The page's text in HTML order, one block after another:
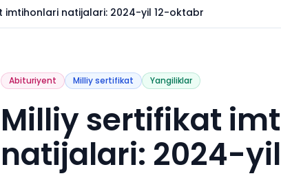
imtihonlari natijalari: 2024-yil 12-oktabr
Abituriyent Milliy sertifikat Yangiliklar
Milliy sertifikat
natijalari: 2024-